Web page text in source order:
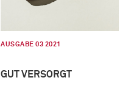
AUSGABE 03 2021
GUT VERSORGT